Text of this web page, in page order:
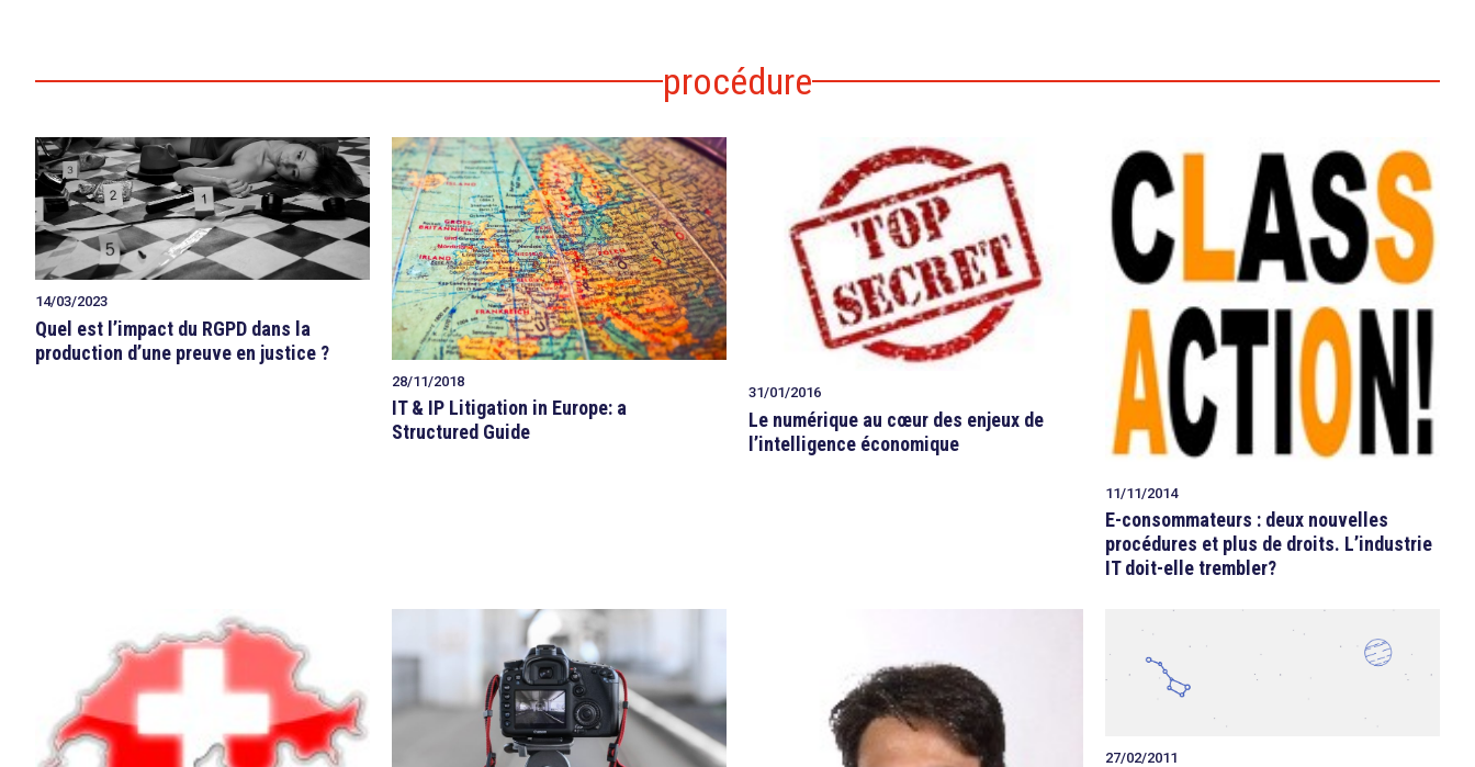
procédure
14/03/2023
Quel est l’impact du RGPD dans la
production d’une preuve en justice ?
28/11/2018
IT & IP Litigation in Europe: a
Structured Guide
31/01/2016
Le numérique au cœur des enjeux de
l’intelligence économique
11/11/2014
E-consommateurs : deux nouvelles
procédures et plus de droits. L’industrie
IT doit-elle trembler?
27/02/2011